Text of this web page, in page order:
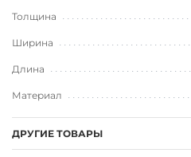
Толщина
Ширина
Длина
Материал
ДРУГИЕ ТОВАРЫ